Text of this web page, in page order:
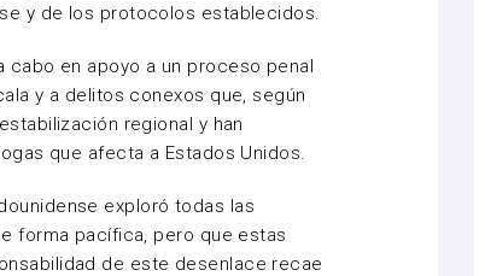
y de los protocolos establecidos.
cabo en apoyo a un proceso penal
y a delitos conexos que, según
regional y han
que afecta a Estados Unidos.
exploró todas las
forma pacífica, pero que estas
de este desenlace recae